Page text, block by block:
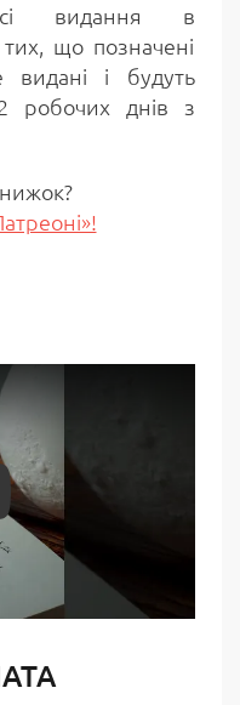
видання в
що позначені
видані і будуть
робочих днів з